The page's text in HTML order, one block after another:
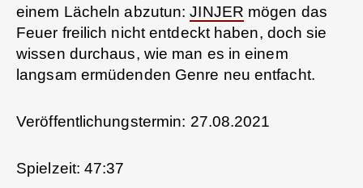
einem Lächeln abzutun:JINJER mögen das
Feuer freilich nicht entdeckt haben, doch sie
wissen durchaus, wie man es in einem
langsam ermüdenden Genre neu entfacht.
Veröffentlichungstermin: 27.08.2021
Spielzeit: 47:37